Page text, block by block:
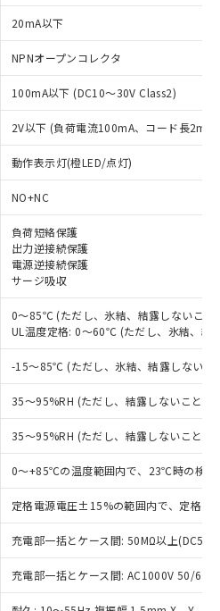
20mA以下
NPNオープンコレクタ
100mA以下 (DC10～30V Class2)
2V以下 (負荷電流100mA、コード長2m時
動作表示灯(橙LED/点灯)
NO+NC
負荷短絡保護
出力逆接続保護
電源逆接続保護
サージ吸収
0～85℃ (ただし、氷結、結露しないこと)
UL温度定格: 0～60℃ (ただし、氷結、結
-15～85℃ (ただし、氷結、結露しないこ
35～95%RH (ただし、結露しないこと)
35～95%RH (ただし、結露しないこと)
0～+85℃の温度範囲内で、23℃時の検
定格電源電圧±15%の範囲内で、定格電
充電部一括とケース間: 50MΩ以上
充電部一括とケース間: AC1000V 50/
いただき、同意のうえ
、当社制御機器事業取扱
庫状況および標準価格
せていただくもので
事業取扱商品の中には、
対象外となる商品もある
ください。
び標準価格照会結果は、
更新日時点での社内デー
指令（10物質）の
品が提供可能な商品で
指令（10物質）の非含
切り替える予定のある
RoHS指令（10物質）の
品で、対応品を出す予
指令（10物質）の
調査中または確認中の
ス料など無形物で、有
ない商品です。
と判明した場合などや
とがあります。
：
表
料含有率が中国RoHSの
とを示します。
料含有率が中国RoHSの
ことを示します。
国貿易法に定める商品
物等」という）を輸出